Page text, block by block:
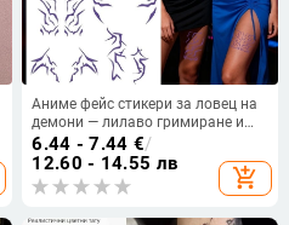
Аниме фейс стикери за ловец на
демони — лилаво гримиране и
лазерни светлинни ефекти
6.44 - 7.44 €/
12.60 - 14.55 лв
add_shopping_cart